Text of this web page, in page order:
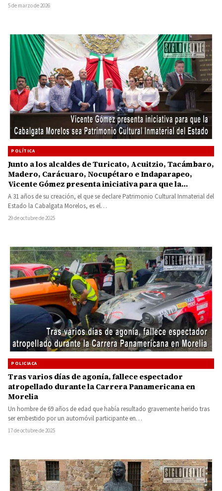
5 de marzo de 2026
POLÍTICA
Junto a los alcaldes de Turicato, Acuitzio, Tacámbaro,
Madero, Carácuaro, Nocupétaro e Indaparapeo,
Vicente Gómez presenta iniciativa para que la
Cabalgata Morelos sea Patrimonio Cultural
Inmaterial del Estado
A 31 años de su creación, el que se declare Patrimonio Cultural Inmaterial del
Estado la Cabalgata Morelos, es el…
29 de octubre de 2025
POLICIACA
Tras varios días de agonía, fallece espectador
atropellado durante la Carrera Panamericana en
Morelia
Un hombre de 69 años de edad que había resultado gravemente herido tras
ser embestido por un automóvil participante en…
17 de octubre de 2025